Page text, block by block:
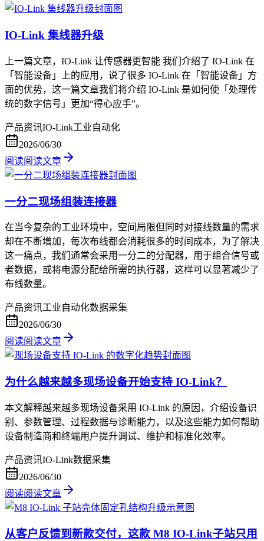
IO-Link 集线器升级
上一篇文章，IO-Link 让传感器更智能 我们介绍了 IO-Link 在
「智能设备」上的应用，说了很多 IO-Link 在「智能设备」方
面的优势，这一篇文章我们将介绍 IO-Link 是如何使「处理传
统的数字信号」更加“得心应手”。
产品资讯IO-Link工业自动化
2026/06/30
阅读阅读文章
一分二现场组装连接器
在当今复杂的工业环境中，空间局限但同时对接线数量的需求
却在不断增加，每次布线都会消耗很多的时间成本，为了解决
这一痛点，我们通常会采用一分二的分配器，用于组合信号或
者数据，或将电源分配给所需的执行器，这样可以显著减少了
布线数量。
产品资讯工业自动化数据采集
2026/06/30
阅读阅读文章
为什么越来越多现场设备开始支持 IO-Link？
本文解释越来越多现场设备采用 IO-Link 的原因，介绍设备识
别、参数管理、过程数据与诊断能力，以及这些能力如何帮助
设备制造商和终端用户提升调试、维护和标准化效率。
产品资讯IO-Link数据采集
2026/06/30
阅读阅读文章
从客户反馈到新款交付，这款 M8 IO-Link子站只用